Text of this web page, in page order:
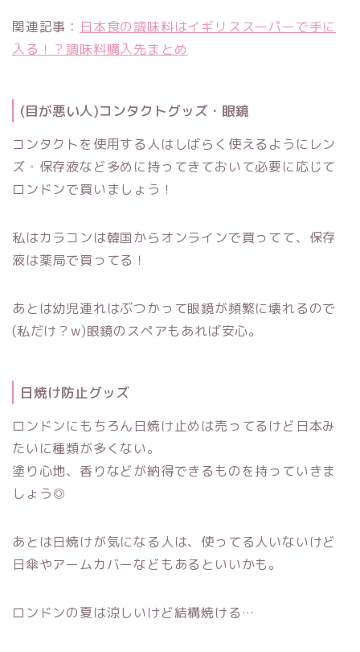
関連記事： 日本食の調味料はイギリススーパーで手に
入る！？調味料購入先まとめ
(目が悪い人)コンタクトグッズ・眼鏡
コンタクトを使用する人はしばらく使えるようにレン
ズ・保存液など多めに持ってきておいて必要に応じて
ロンドンで買いましょう！
私はカラコンは韓国からオンラインで買ってて、保存
液は薬局で買ってる！
あとは幼児連れはぶつかって眼鏡が頻繁に壊れるので
(私だけ？w)眼鏡のスペアもあれば安心。
日焼け防止グッズ
ロンドンにもちろん日焼け止めは売ってるけど日本み
たいに種類が多くない。
塗り心地、香りなどが納得できるものを持っていきま
しょう◎
あとは日焼けが気になる人は、使ってる人いないけど
日傘やアームカバーなどもあるといいかも。
ロンドンの夏は涼しいけど結構焼ける…